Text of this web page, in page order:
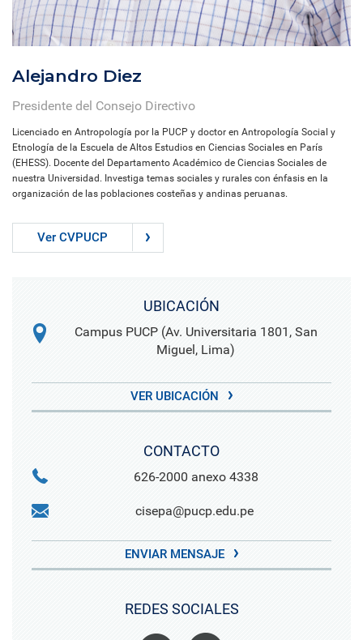
Alejandro Diez
Presidente del Consejo Directivo
Licenciado en Antropología por la PUCP y doctor en Antropología Social y
Etnología de la Escuela de Altos Estudios en Ciencias Sociales en París
(EHESS). Docente del Departamento Académico de Ciencias Sociales de
nuestra Universidad. Investiga temas sociales y rurales con énfasis en la
organización de las poblaciones costeñas y andinas peruanas.
Ver CVPUCP
UBICACIÓN
Campus PUCP (Av. Universitaria 1801, San
Miguel, Lima)
VER UBICACIÓN
CONTACTO
626-2000 anexo 4338
cisepa@pucp.edu.pe
ENVIAR MENSAJE
REDES SOCIALES